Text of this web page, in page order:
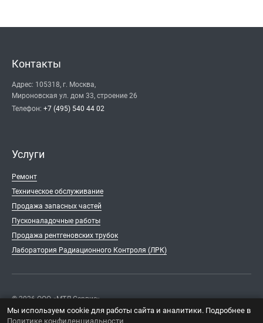
Контакты
Адрес: 105318, г. Москва,
Мироновская ул. дом 33, строение 26
Телефон: +7 (495) 540 44 02
Услуги
Ремонт
Техническое обслуживание
Продажа запасных частей
Пускoналадочные работы
Продажа рентгеновских трубок
Лаборатория Радиационного Контроля (ЛРК)
© 2026 ООО «МТЛ Сервис».
Мы используем cookie для работы сайта и аналитики. Подробнее в
Политике конфиденциальности